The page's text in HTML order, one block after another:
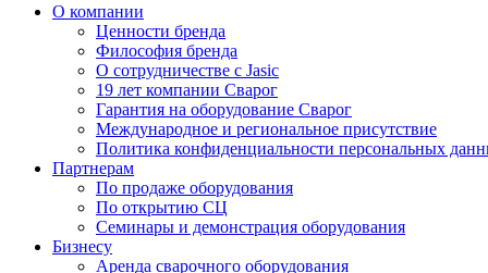
О компании
Ценности бренда
Философия бренда
О сотрудничестве с Jasic
19 лет компании Сварог
Гарантия на оборудование Сварог
Международное и региональное присутствие
Политика конфиденциальности персональных
Партнерам
По продаже оборудования
По открытию СЦ
Семинары и демонстрация оборудования
Бизнесу
Аренда сварочного оборудования